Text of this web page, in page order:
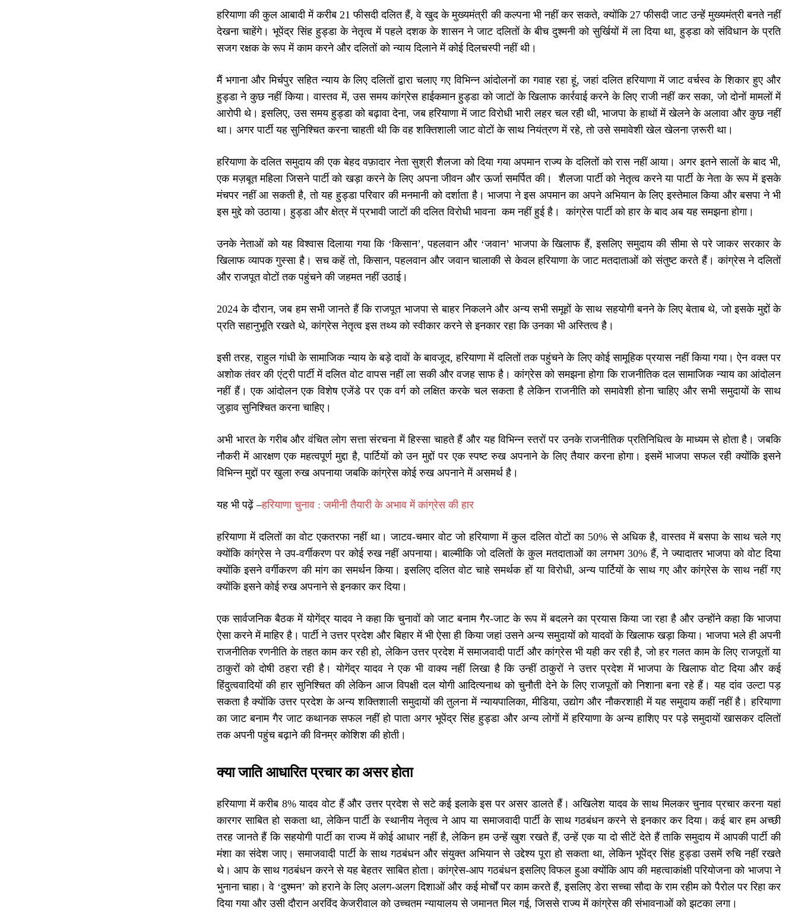
हरियाणा की कुल आबादी में करीब 21 फीसदी दलित हैं, वे खुद के मुख्यमंत्री की कल्पना भी नहीं कर सकते, क्योंकि 27 फीसदी जाट उन्हें मुख्यमंत्री बनते नहीं
देखना चाहेंगे। भूपेंद्र सिंह हुड्डा के नेतृत्व में पहले दशक के शासन ने जाट दलितों के बीच दुश्मनी को सुर्खियों में ला दिया था, हुड्डा को संविधान के प्रति
सजग रक्षक के रूप में काम करने और दलितों को न्याय दिलाने में कोई दिलचस्पी नहीं थी।
मैं भगाना और मिर्चपुर सहित न्याय के लिए दलितों द्वारा चलाए गए विभिन्न आंदोलनों का गवाह रहा हूं, जहां दलित हरियाणा में जाट वर्चस्व के शिकार हुए और
हुड्डा ने कुछ नहीं किया। वास्तव में, उस समय कांग्रेस हाईकमान हुड्डा को जाटों के खिलाफ कार्रवाई करने के लिए राजी नहीं कर सका, जो दोनों मामलों में
आरोपी थे। इसलिए, उस समय हुड्डा को बढ़ावा देना, जब हरियाणा में जाट विरोधी भारी लहर चल रही थी, भाजपा के हाथों में खेलने के अलावा और कुछ नहीं
था। अगर पार्टी यह सुनिश्चित करना चाहती थी कि वह शक्तिशाली जाट वोटों के साथ नियंत्रण में रहे, तो उसे समावेशी खेल खेलना ज़रूरी था।
हरियाणा के दलित समुदाय की एक बेहद वफ़ादार नेता सुश्री शैलजा को दिया गया अपमान राज्य के दलितों को रास नहीं आया। अगर इतने सालों के बाद भी,
एक मज़बूत महिला जिसने पार्टी को खड़ा करने के लिए अपना जीवन और ऊर्जा समर्पित की। शैलजा पार्टी को नेतृत्व करने या पार्टी के नेता के रूप में इसके
मंचपर नहीं आ सकती है, तो यह हुड्डा परिवार की मनमानी को दर्शाता है। भाजपा ने इस अपमान का अपने अभियान के लिए इस्तेमाल किया और बसपा ने भी
इस मुद्दे को उठाया। हुड्डा और क्षेत्र में प्रभावी जाटों की दलित विरोधी भावना कम नहीं हुई है। कांग्रेस पार्टी को हार के बाद अब यह समझना होगा।
उनके नेताओं को यह विश्वास दिलाया गया कि ‘किसान’, पहलवान और ‘जवान’ भाजपा के खिलाफ हैं, इसलिए समुदाय की सीमा से परे जाकर सरकार के
खिलाफ व्यापक गुस्सा है। सच कहें तो, किसान, पहलवान और जवान चालाकी से केवल हरियाणा के जाट मतदाताओं को संतुष्ट करते हैं। कांग्रेस ने दलितों
और राजपूत वोटों तक पहुंचने की जहमत नहीं उठाई।
2024 के दौरान, जब हम सभी जानते हैं कि राजपूत भाजपा से बाहर निकलने और अन्य सभी समूहों के साथ सहयोगी बनने के लिए बेताब थे, जो इसके मुद्दों के
प्रति सहानुभूति रखते थे, कांग्रेस नेतृत्व इस तथ्य को स्वीकार करने से इनकार रहा कि उनका भी अस्तित्व है।
इसी तरह, राहुल गांधी के सामाजिक न्याय के बड़े दावों के बावजूद, हरियाणा में दलितों तक पहुंचने के लिए कोई सामूहिक प्रयास नहीं किया गया। ऐन वक्त पर
अशोक तंवर की एंट्री पार्टी में दलित वोट वापस नहीं ला सकी और वजह साफ है। कांग्रेस को समझना होगा कि राजनीतिक दल सामाजिक न्याय का आंदोलन
नहीं हैं। एक आंदोलन एक विशेष एजेंडे पर एक वर्ग को लक्षित करके चल सकता है लेकिन राजनीति को समावेशी होना चाहिए और सभी समुदायों के साथ
जुड़ाव सुनिश्चित करना चाहिए।
अभी भारत के गरीब और वंचित लोग सत्ता संरचना में हिस्सा चाहते हैं और यह विभिन्न स्तरों पर उनके राजनीतिक प्रतिनिधित्व के माध्यम से होता है। जबकि
नौकरी में आरक्षण एक महत्वपूर्ण मुद्दा है, पार्टियों को उन मुद्दों पर एक स्पष्ट रुख अपनाने के लिए तैयार करना होगा। इसमें भाजपा सफल रही क्योंकि इसने
विभिन्न मुद्दों पर खुला रुख अपनाया जबकि कांग्रेस कोई रुख अपनाने में असमर्थ है।
यह भी पढ़ें –हरियाणा चुनाव : जमीनी तैयारी के अभाव में कांग्रेस की हार
हरियाणा में दलितों का वोट एकतरफा नहीं था। जाटव-चमार वोट जो हरियाणा में कुल दलित वोटों का 50% से अधिक है, वास्तव में बसपा के साथ चले गए
क्योंकि कांग्रेस ने उप-वर्गीकरण पर कोई रुख नहीं अपनाया। बाल्मीकि जो दलितों के कुल मतदाताओं का लगभग 30% हैं, ने ज्यादातर भाजपा को वोट दिया
क्योंकि इसने वर्गीकरण की मांग का समर्थन किया। इसलिए दलित वोट चाहे समर्थक हों या विरोधी, अन्य पार्टियों के साथ गए और कांग्रेस के साथ नहीं गए
क्योंकि इसने कोई रुख अपनाने से इनकार कर दिया।
एक सार्वजनिक बैठक में योगेंद्र यादव ने कहा कि चुनावों को जाट बनाम गैर-जाट के रूप में बदलने का प्रयास किया जा रहा है और उन्होंने कहा कि भाजपा
ऐसा करने में माहिर है। पार्टी ने उत्तर प्रदेश और बिहार में भी ऐसा ही किया जहां उसने अन्य समुदायों को यादवों के खिलाफ खड़ा किया। भाजपा भले ही अपनी
राजनीतिक रणनीति के तहत काम कर रही हो, लेकिन उत्तर प्रदेश में समाजवादी पार्टी और कांग्रेस भी यही कर रही है, जो हर गलत काम के लिए राजपूतों या
ठाकुरों को दोषी ठहरा रही है। योगेंद्र यादव ने एक भी वाक्य नहीं लिखा है कि उन्हीं ठाकुरों ने उत्तर प्रदेश में भाजपा के खिलाफ वोट दिया और कई
हिंदुत्ववादियों की हार सुनिश्चित की लेकिन आज विपक्षी दल योगी आदित्यनाथ को चुनौती देने के लिए राजपूतों को निशाना बना रहे हैं। यह दांव उल्टा पड़
सकता है क्योंकि उत्तर प्रदेश के अन्य शक्तिशाली समुदायों की तुलना में न्यायपालिका, मीडिया, उद्योग और नौकरशाही में यह समुदाय कहीं नहीं है। हरियाणा
का जाट बनाम गैर जाट कथानक सफल नहीं हो पाता अगर भूपेंद्र सिंह हुड्डा और अन्य लोगों में हरियाणा के अन्य हाशिए पर पड़े समुदायों खासकर दलितों
तक अपनी पहुंच बढ़ाने की विनम्र कोशिश की होती।
क्या जाति आधारित प्रचार का असर होता
हरियाणा में करीब 8% यादव वोट हैं और उत्तर प्रदेश से सटे कई इलाके इस पर असर डालते हैं। अखिलेश यादव के साथ मिलकर चुनाव प्रचार करना यहां
कारगर साबित हो सकता था, लेकिन पार्टी के स्थानीय नेतृत्व ने आप या समाजवादी पार्टी के साथ गठबंधन करने से इनकार कर दिया। कई बार हम अच्छी
तरह जानते हैं कि सहयोगी पार्टी का राज्य में कोई आधार नहीं है, लेकिन हम उन्हें खुश रखते हैं, उन्हें एक या दो सीटें देते हैं ताकि समुदाय में आपकी पार्टी की
मंशा का संदेश जाए। समाजवादी पार्टी के साथ गठबंधन और संयुक्त अभियान से उद्देश्य पूरा हो सकता था, लेकिन भूपेंद्र सिंह हुड्डा उसमें रुचि नहीं रखते
थे। आप के साथ गठबंधन करने से यह बेहतर साबित होता। कांग्रेस-आप गठबंधन इसलिए विफल हुआ क्योंकि आप की महत्वाकांक्षी परियोजना को भाजपा ने
भुनाना चाहा। वे ‘दुश्मन’ को हराने के लिए अलग-अलग दिशाओं और कई मोर्चों पर काम करते हैं, इसलिए डेरा सच्चा सौदा के राम रहीम को पैरोल पर रिहा कर
दिया गया और उसी दौरान अरविंद केजरीवाल को उच्चतम न्यायालय से जमानत मिल गई, जिससे राज्य में कांग्रेस की संभावनाओं को झटका लगा।